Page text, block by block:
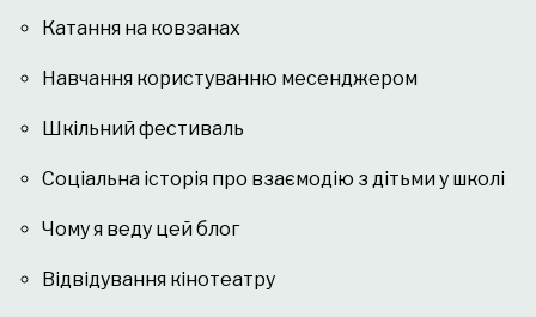
Катання на ковзанах
Навчання користуванню месенджером
Шкільний фестиваль
Соціальна історія про взаємодію з дітьми у школі
Чому я веду цей блог
Відвідування кінотеатру